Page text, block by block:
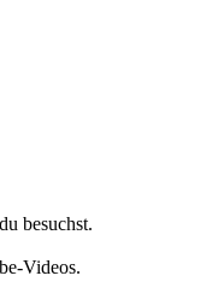
besuchst.
Videos.